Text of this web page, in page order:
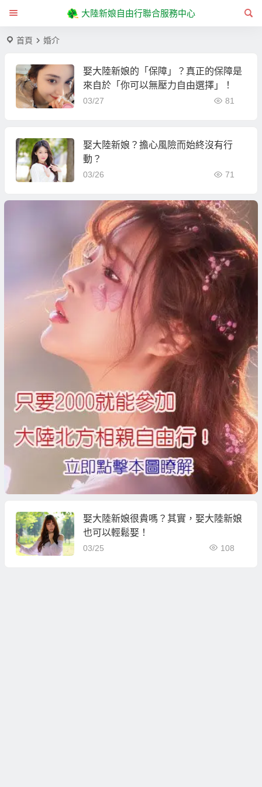
大陸新娘自由行聯合服務中心
首頁 婚介
娶大陸新娘的「保障」？真正的保障是
來自於「你可以無壓力自由選擇」！
03/27 81
娶大陸新娘？擔心風險而始終沒有行
動？
03/26 71
娶大陸新娘很貴嗎？其實，娶大陸新娘
也可以輕鬆娶！
03/25 108